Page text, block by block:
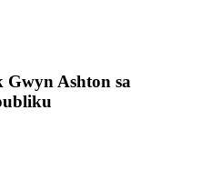
Gwyn Ashton sa